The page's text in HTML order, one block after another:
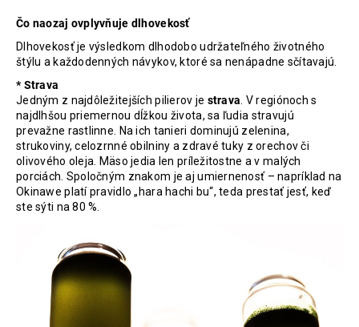
Čo naozaj ovplyvňuje dlhovekosť
Dlhovekosť je výsledkom dlhodobo udržateľného životného
štýlu a každodenných návykov, ktoré sa nenápadne sčítavajú.
* Strava
Jedným z najdôležitejších pilierov je strava . V regiónoch s
najdlhšou priemernou dĺžkou života, sa ľudia stravujú
prevažne rastlinne. Na ich tanieri dominujú zelenina,
strukoviny, celozrnné obilniny a zdravé tuky z orechov či
olivového oleja. Mäso jedia len príležitostne a v malých
porciách. Spoločným znakom je aj umiernenosť – napríklad na
Okinawe platí pravidlo „hara hachi bu“, teda prestať jesť, keď
ste sýti na 80 %.